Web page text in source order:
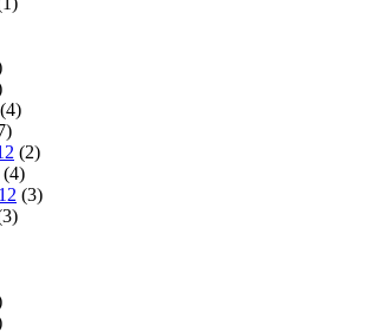
(4)
(2)
(4)
(3)